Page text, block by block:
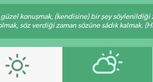
konuşmak, (kendisine) bir şey söylenildiği
söz verdiği zaman sözüne sâdık kalmak.